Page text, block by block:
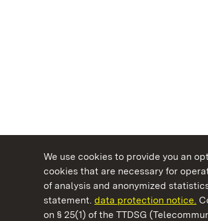
We use cookies to provide you an
cookies that are necessary for
of analysis and anonymized
statement. data protection notice.
on § 25(1) of the TTDSG